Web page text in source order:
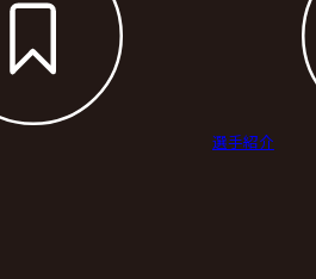
選手紹介